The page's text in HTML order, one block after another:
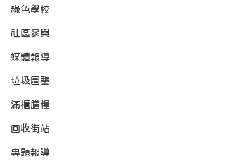
綠色學校
社區參與
媒體報導
垃圾圖鑒
滿櫃膳糧
回收街站
專題報導